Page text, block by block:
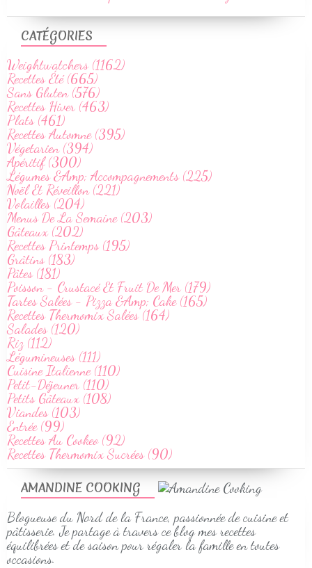
AMANDINE COOKING
Blogueuse du Nord de la France, passionnée de cuisine et
pâtisserie. Je partage à travers ce blog mes recettes
équilibrées et de saison pour régaler la famille en toutes
occasions.
CATÉGORIES
Weightwatchers (1162)
Recettes Été (665)
Sans Gluten (576)
Recettes Hiver (463)
Plats (461)
Recettes Automne (395)
Végetarien (394)
Apéritif (300)
Légumes &Amp; Accompagnements (225)
Noël Et Réveillon (221)
Volailles (204)
Menus De La Semaine (203)
Gâteaux (202)
Recettes Printemps (195)
Grâtins (183)
Pâtes (181)
Poisson - Crustacé Et Fruit De Mer (179)
Tartes Salées - Pizza &Amp; Cake (165)
Recettes Thermomix Salées (164)
Salades (120)
Riz (112)
Légumineuses (111)
Cuisine Italienne (110)
Petit-Déjeuner (110)
Petits Gâteaux (108)
Viandes (103)
Entrée (99)
Recettes Au Cookeo (92)
Recettes Thermomix Sucrées (90)